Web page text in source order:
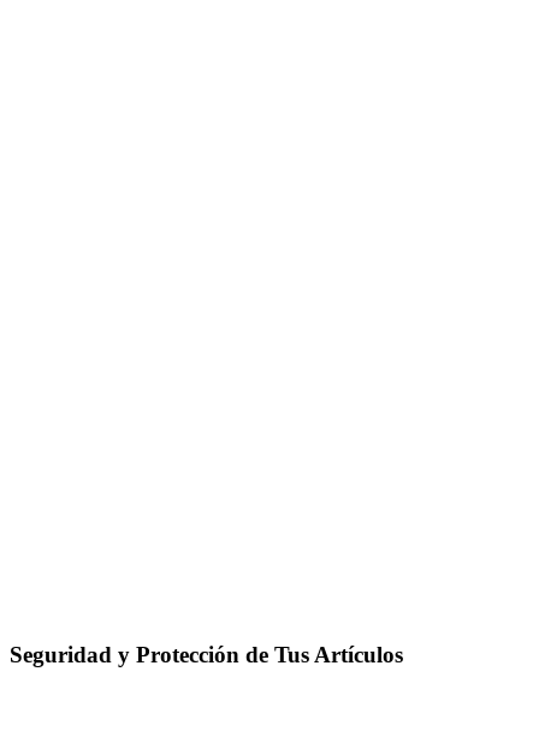
Seguridad y Protección de Tus Artículos